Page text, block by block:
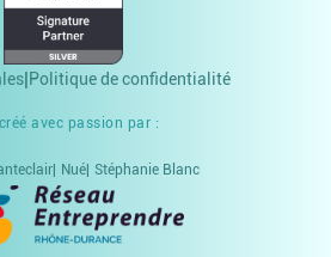
Politique de confidentialité
avec passion par :
Nué Stéphanie Blanc